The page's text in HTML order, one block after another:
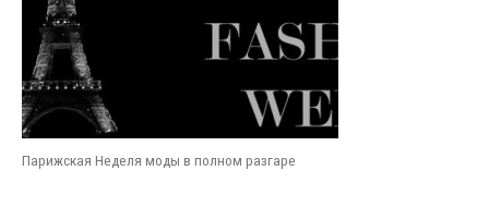
Парижская Неделя моды в полном разгаре